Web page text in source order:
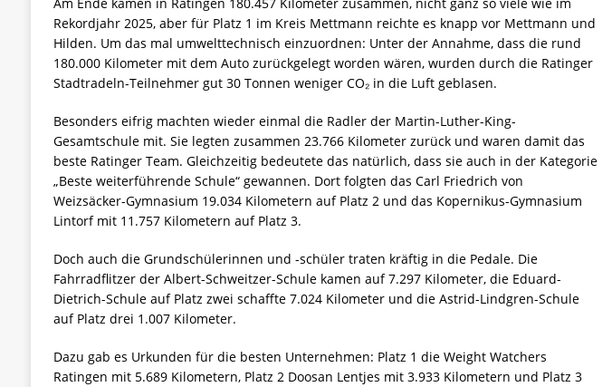
Rekordjahr 2025, aber für Platz 1 im Kreis Mettmann reichte es knapp vor Mettmann und
Hilden. Um das mal umwelttechnisch einzuordnen: Unter der Annahme, dass die rund
180.000 Kilometer mit dem Auto zurückgelegt worden wären, wurden durch die Ratinger
Stadtradeln-Teilnehmer gut 30 Tonnen weniger CO₂ in die Luft geblasen.
Besonders eifrig machten wieder einmal die Radler der Martin-Luther-King-
Gesamtschule mit. Sie legten zusammen 23.766 Kilometer zurück und waren damit das
beste Ratinger Team. Gleichzeitig bedeutete das natürlich, dass sie auch in der Kategorie
„Beste weiterführende Schule“ gewannen. Dort folgten das Carl Friedrich von
Weizsäcker-Gymnasium 19.034 Kilometern auf Platz 2 und das Kopernikus-Gymnasium
Lintorf mit 11.757 Kilometern auf Platz 3.
Doch auch die Grundschülerinnen und -schüler traten kräftig in die Pedale. Die
Fahrradflitzer der Albert-Schweitzer-Schule kamen auf 7.297 Kilometer, die Eduard-
Dietrich-Schule auf Platz zwei schaffte 7.024 Kilometer und die Astrid-Lindgren-Schule
auf Platz drei 1.007 Kilometer.
Dazu gab es Urkunden für die besten Unternehmen: Platz 1 die Weight Watchers
Ratingen mit 5.689 Kilometern, Platz 2 Doosan Lentjes mit 3.933 Kilometern und Platz 3